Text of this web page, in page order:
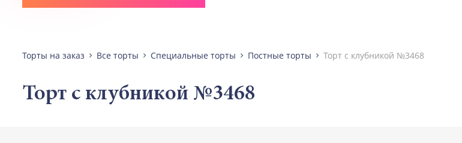
Торты на заказ Все торты Специальные торты Постные торты Торт с клубникой №3468
Торт с клубникой №3468